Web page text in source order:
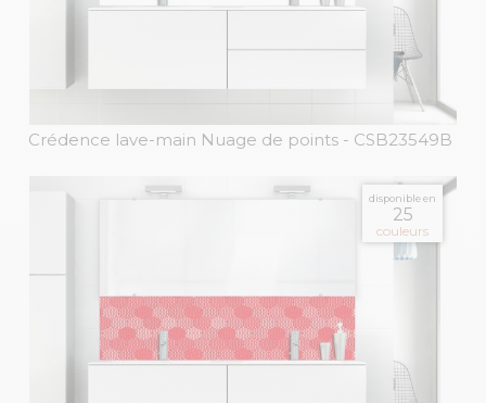
Crédence lave-main Nuage de points - CSB23549B
disponible en
25
couleurs